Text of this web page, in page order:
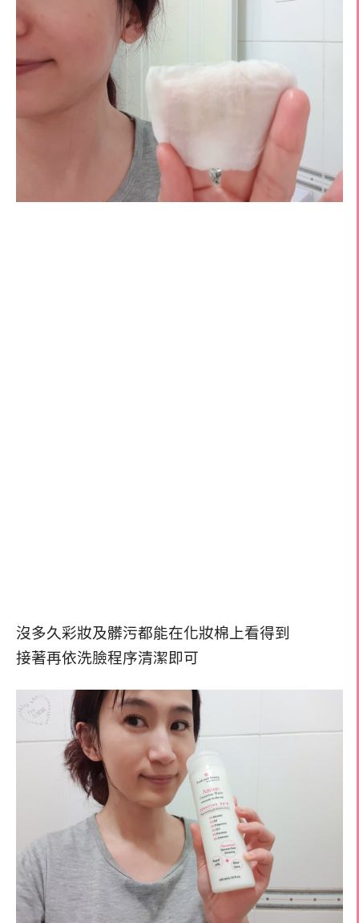
沒多久彩妝及髒污都能在化妝棉上看得到
接著再依洗臉程序清潔即可